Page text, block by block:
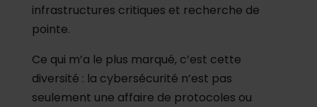
infrastructures critiques et recherche de
pointe.
Ce qui m’a le plus marqué, c’est cette
diversité : la cybersécurité n’est pas
seulement une affaire de protocoles ou